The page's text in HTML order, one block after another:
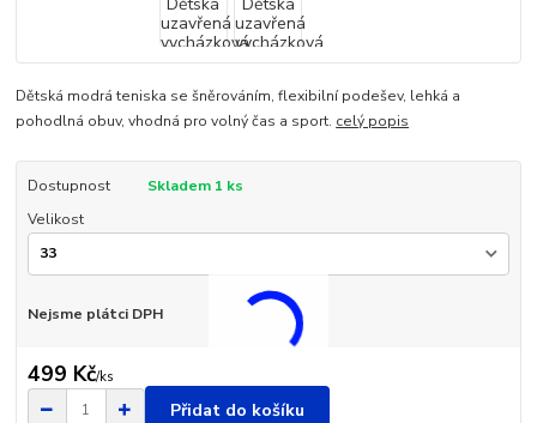
Dětská modrá teniska se šněrováním, flexibilní podešev, lehká a
pohodlná obuv, vhodná pro volný čas a sport. celý popis
Dostupnost
Skladem 1 ks
Velikost
Nejsme plátci DPH
499 Kč/ks
Přidat do košíku